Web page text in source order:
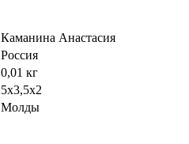
Каманина Анастасия
Россия
0,01 кг
5х3,5х2
Молды